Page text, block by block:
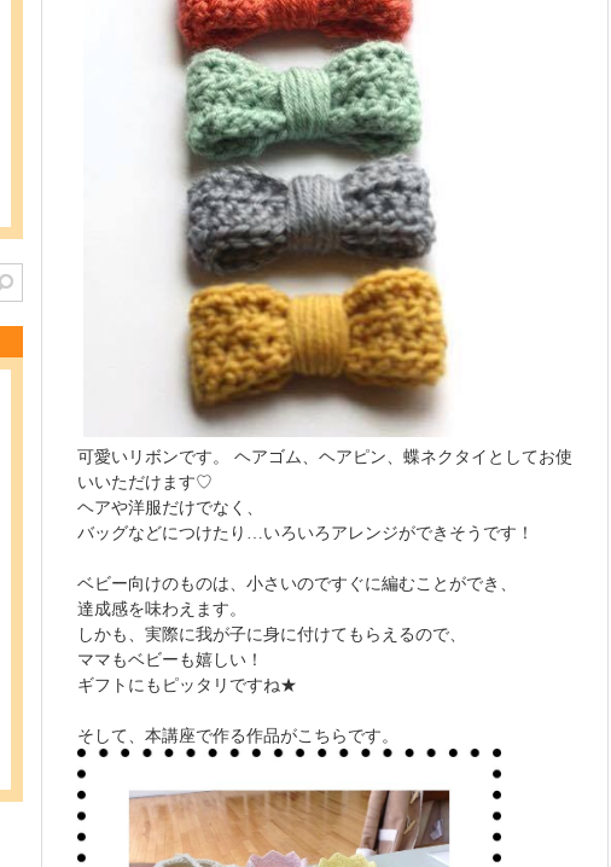
可愛いリボンです。 ヘアゴム、ヘアピン、蝶ネクタイとしてお使
いいただけます♡
ヘアや洋服だけでなく、
バッグなどにつけたり…いろいろアレンジができそうです！
ベビー向けのものは、小さいのですぐに編むことができ、
達成感を味わえます。
しかも、実際に我が子に身に付けてもらえるので、
ママもベビーも嬉しい！
ギフトにもピッタリですね★
そして、本講座で作る作品がこちらです。